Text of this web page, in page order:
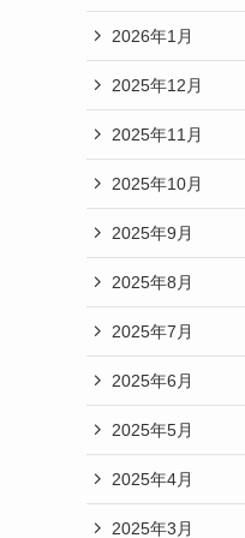
2026年1月
2025年12月
2025年11月
2025年10月
2025年9月
2025年8月
2025年7月
2025年6月
2025年5月
2025年4月
2025年3月